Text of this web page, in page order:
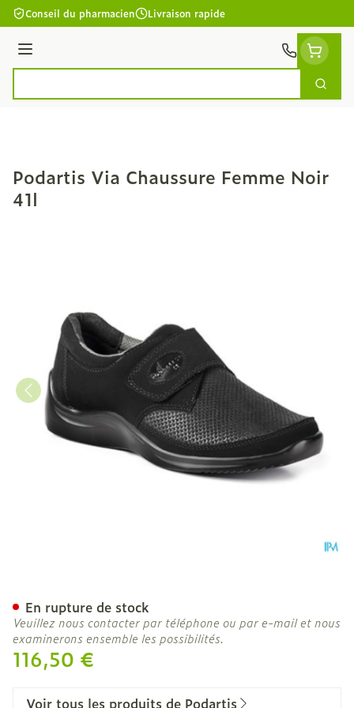
Aller au contenu
Conseil du pharmacien Livraison rapide
Menu
Podartis Via Chaussure Femme Noir
41l
116,50 €
En rupture de stock
Veuillez nous contacter par téléphone ou par e-mail et nous
examinerons ensemble les possibilités.
Voir tous les produits de Podartis